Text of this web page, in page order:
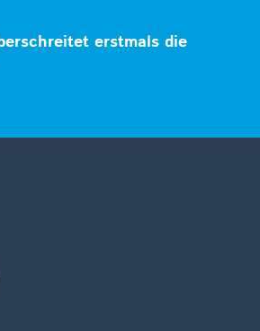
erstmals die